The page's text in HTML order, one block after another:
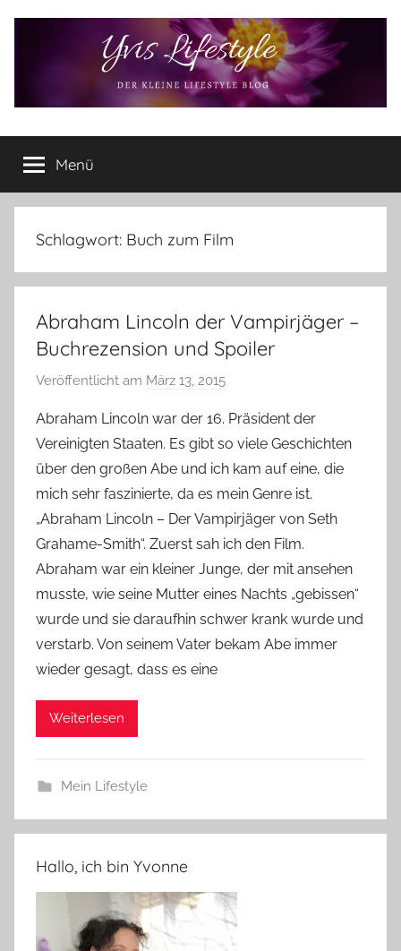
Yvis
Lifestyle
Lifestyle
Blog
–
Lifestyle,
Produkttests
vieles
mehr
Menü
Schlagwort: Buch zum Film
Abraham Lincoln der Vampirjäger –
Buchrezension und Spoiler
Veröffentlicht am März 13, 2015
n
Y
v
o
n
n
e
Abraham Lincoln war der 16. Präsident der
Vereinigten Staaten. Es gibt so viele Geschichten
über den großen Abe und ich kam auf eine, die
mich sehr faszinierte, da es mein Genre ist.
„Abraham Lincoln – Der Vampirjäger von Seth
Grahame-Smith“. Zuerst sah ich den Film.
Abraham war ein kleiner Junge, der mit ansehen
musste, wie seine Mutter eines Nachts „gebissen“
wurde und sie daraufhin schwer krank wurde und
verstarb. Von seinem Vater bekam Abe immer
wieder gesagt, dass es eine
Weiterlesen
Mein Lifestyle
Hallo, ich bin Yvonne